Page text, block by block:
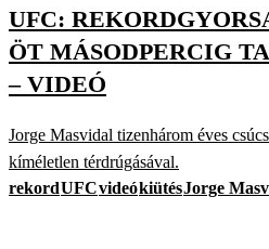
UFC:
ÖT MÁSODPERCIG
– VIDEÓ
Jorge Masvidal tizenhárom éves
kíméletlen térdrúgásával.
rekordUFCvideókiütésJorge